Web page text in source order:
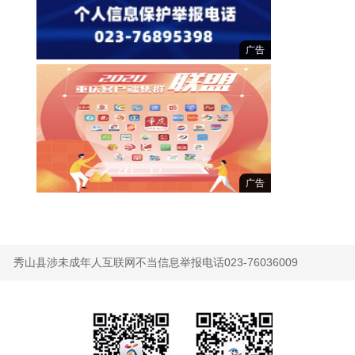
广告
广告
秀山县涉未成年人互联网不当信息举报电话023-76036009